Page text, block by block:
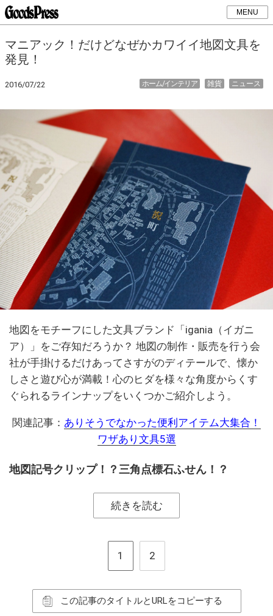
MENU
マニアック！だけどなぜかカワイイ地図文具を
発見！
2016/07/22 ニュース
雑貨
ホーム/インテリア
地図をモチーフにした文具ブランド「igania（イガニ
ア）」をご存知だろうか？ 地図の制作・販売を行う会
社が手掛けるだけあってさすがのディテールで、懐か
しさと遊び心が満載！心のヒダを様々な角度からくす
ぐられるラインナップをいくつかご紹介しよう。
関連記事： ありそうでなかった便利アイテム大集合！
ワザあり文具5選
地図記号クリップ！？三角点標石ふせん！？
続きを読む
1 2
この記事のタイトルとURLをコピーする